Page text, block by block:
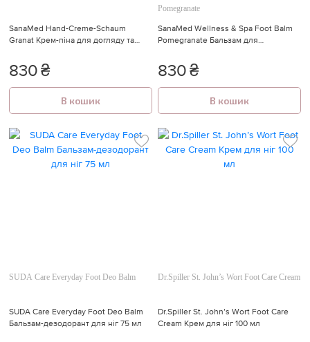
SanaMed Hand-Creme-Schaum
Granat Крем-піна для догляду та
830₴
В кошик
Pomegranate
SanaMed Wellness & Spa Foot Balm
Pomegranate Бальзам для
стоп з гранатом 150 мл
830₴
В кошик
SUDA Care Everyday Foot Deo Balm
SUDA Care Everyday Foot Deo Balm
Бальзам-дезодорант для ніг 75 мл
Dr.Spiller St. John’s Wort Foot Care Cream
Dr.Spiller St. John’s Wort Foot Care
Cream Крем для ніг 100 мл